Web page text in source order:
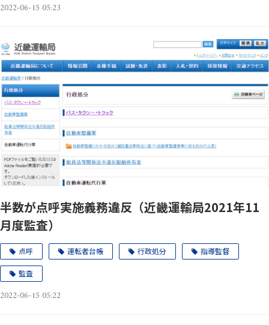
2022-06-15 05:23
半数が点呼実施義務違反（近畿運輸局2021年11
月度監査）
点呼 運転者台帳 行政処分 指導監督
監査
2022-06-15 05:22